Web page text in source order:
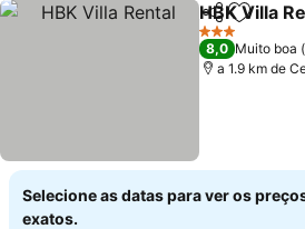
Partilhar
HBK Villa
3 Estrelas
8,0 Muito boa
a 1.9 km de
Selecione as datas para ver os
exatos.